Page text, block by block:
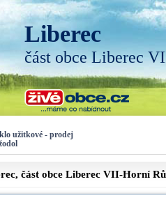
Liberec
část obce Liberec
užitkové - prodej
část obce Liberec VII-Horní